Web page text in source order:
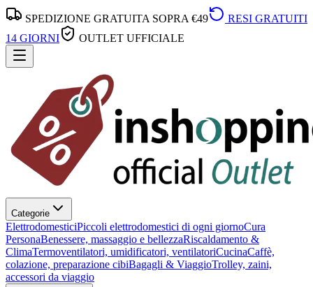
SPEDIZIONE GRATUITA SOPRA €49
RESI GRATUITI
14 GIORNI
OUTLET UFFICIALE
Categorie
ElettrodomesticiPiccoli elettrodomestici di ogni giornoCura
PersonaBenessere, massaggio e bellezzaRiscaldamento &
ClimaTermoventilatori, umidificatori, ventilatoriCucinaCaffè,
colazione, preparazione cibiBagagli & ViaggioTrolley, zaini,
accessori da viaggio